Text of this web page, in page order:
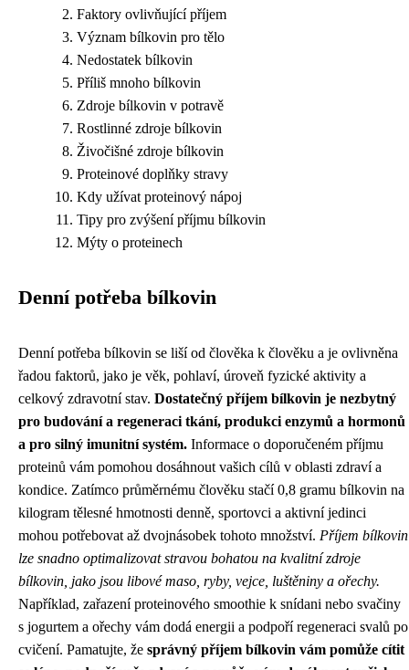
Faktory ovlivňující příjem
Význam bílkovin pro tělo
Nedostatek bílkovin
Příliš mnoho bílkovin
Zdroje bílkovin v potravě
Rostlinné zdroje bílkovin
Živočišné zdroje bílkovin
Proteinové doplňky stravy
Kdy užívat proteinový nápoj
Tipy pro zvýšení příjmu bílkovin
Mýty o proteinech
Denní potřeba bílkovin
Denní potřeba bílkovin se liší od člověka k člověku a je ovlivněna
řadou faktorů, jako je věk, pohlaví, úroveň fyzické aktivity a
celkový zdravotní stav. Dostatečný příjem bílkovin je nezbytný
pro budování a regeneraci tkání, produkci enzymů a hormonů
a pro silný imunitní systém. Informace o doporučeném příjmu
proteinů vám pomohou dosáhnout vašich cílů v oblasti zdraví a
kondice. Zatímco průměrnému člověku stačí 0,8 gramu bílkovin na
kilogram tělesné hmotnosti denně, sportovci a aktivní jedinci
mohou potřebovat až dvojnásobek tohoto množství. Příjem bílkovin
lze snadno optimalizovat stravou bohatou na kvalitní zdroje
bílkovin, jako jsou libové maso, ryby, vejce, luštěniny a ořechy.
Například, zařazení proteinového smoothie k snídani nebo svačiny
s jogurtem a ořechy vám dodá energii a podpoří regeneraci svalů po
cvičení. Pamatujte, že správný příjem bílkovin vám pomůže cítit